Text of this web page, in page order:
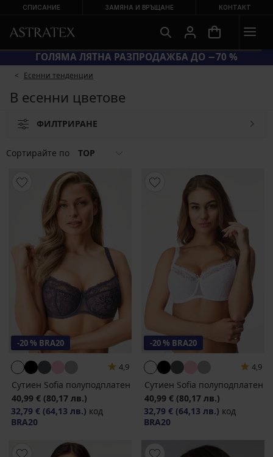
СПИСАНИЕ ЗАМЯНА И ВРЪЩАНЕ КОНТАКТ
КОД BRA20 = СУТИЕНИ −20 %
Есенни тенденции
В есенни цветове
ФИЛТРИРАНЕ
Сортирайте по TOP
-20 % BRA20
4,9
Сутиен Sofia полуподплатен
40,99 € (80,17 лв.)
32,79 € (64,13 лв.) код
BRA20
-20 % BRA20
4,9
Сутиен Sofia полуподплатен
40,99 € (80,17 лв.)
32,79 € (64,13 лв.) код
BRA20